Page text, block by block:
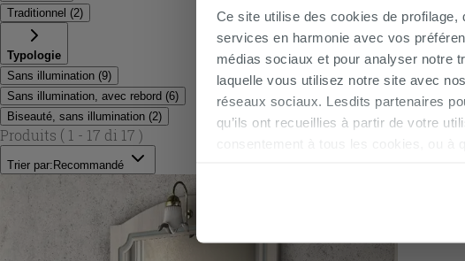
Ce site utilise des cookies de
services en harmonie avec vos
médias sociaux et pour analyser notre
laquelle vous utilisez notre site avec
réseaux sociaux. Lesdits partenaires
qu’ils ont recueillies à partir de votre
consentement à tous les cookies, ou à
Traditionnel (2)
Typologie
Sans illumination (9)
Sans illumination, avec rebord (6)
Biseauté, sans illumination (2)
Produits ( 1 - 17 di 17 )
Trier par: Recommandé